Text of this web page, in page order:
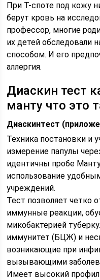
При Т-споте под кожу
берут кровь на
профессор, многие
их детей обследовали
способом. И его
аллергия.
Диаскин тест
манту что это
Диаскинтест
Техника постановки и
измерение папулы
идентичны пробе
использование
учреждений.
Тест позволяет четко
иммунные реакции,
микобактерией
иммунитет (БЦЖ) и
возникающие при
вызывающими
Имеет высокий